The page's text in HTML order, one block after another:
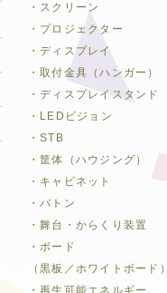
・スクリーン
・プロジェクター
・ディスプレイ
・取付金具（ハンガー）
・ディスプレイスタンド
・LEDビジョン
・STB
・筐体（ハウジング）
・キャビネット
・バトン
・舞台・からくり装置
・ボード
（黒板／ホワイトボード）
・再生可能エネルギー